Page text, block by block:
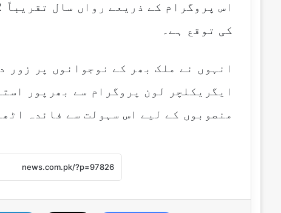
کی توقع ہے۔
انہوں نے ملک بھر کے نوجوانوں پر زور
ایگریکلچر لون پروگرام سے بھرپور
منصوبوں کے لیے اس سہولت سے فائدہ